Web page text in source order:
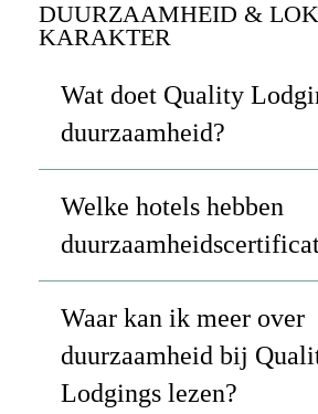
DUURZAAMHEID &
KARAKTER
Wat doet Quality
duurzaamheid?
Welke hotels hebben
Waar kan ik meer over
duurzaamheid bij
Lodgings lezen?